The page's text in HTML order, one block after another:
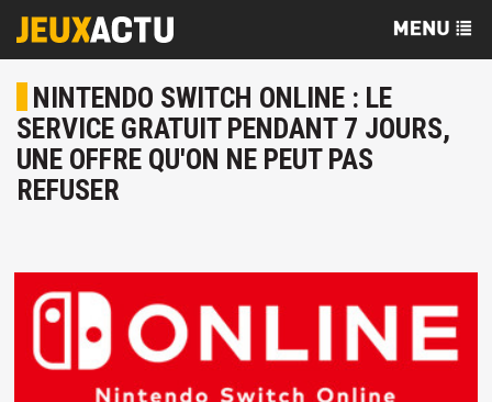
NINTENDO SWITCH ONLINE : LE
SERVICE GRATUIT PENDANT 7 JOURS,
UNE OFFRE QU'ON NE PEUT PAS
REFUSER